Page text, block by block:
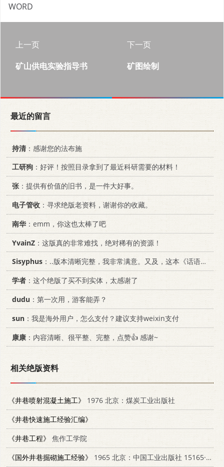
WORD
上一页
矿山供电实验指导书
下一页
矿图绘制
最近的留言
持清：感谢您的法布施
工研狗 ：好评！按照目录拿到了最近科研需要的材料！
张：提供有价值的旧书，是一件大好事。
电子管收 ：寻求绝版老资料，谢谢你的收藏。
南华 ：emm，你这也太棒了吧
YvainZ ：这版真的非常难找，绝对稀有的资源！
Sisyphus ：..版本清晰完整，我非常满意。又及，这本《话语的真相》...
学者 ：这个绝版了买不到实体，太感谢了
dudu ：第一次用，游客能弄？
sun ：我是海外用户，怎么支付？建议支持weixin支付
康康 ：内容清晰、很平整、完整，点赞👍 感谢~
相关绝版资料
《井巷喷射混凝土施工》
1976 北京：煤炭工业出版社
《井巷快速施工经验汇编》
《井巷工程》
焦作工学院
《国外井巷掘砌施工经验》
1965 北京：中国工业出版社 15165·3945（煤炭281）